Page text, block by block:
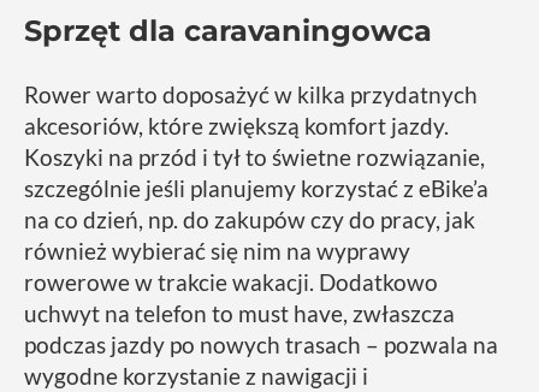
Sprzęt dla caravaningowca
Rower warto doposażyć w kilka przydatnych
akcesoriów, które zwiększą komfort jazdy.
Koszyki na przód i tył to świetne rozwiązanie,
szczególnie jeśli planujemy korzystać z eBike’a
na co dzień, np. do zakupów czy do pracy, jak
również wybierać się nim na wyprawy
rowerowe w trakcie wakacji. Dodatkowo
uchwyt na telefon to must have, zwłaszcza
podczas jazdy po nowych trasach – pozwala na
wygodne korzystanie z nawigacji i